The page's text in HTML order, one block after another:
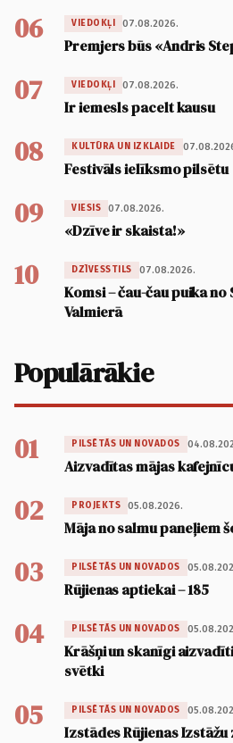
06 VIEDOKĻI 07.08.2026.
Premjers būs «Andris
07 VIEDOKĻI 07.08.2026.
Ir iemesls pacelt kausu
08 KULTŪRA UN IZKLAIDE
Festivāls ielīksmo pilsētu
09 VIESIS 07.08.2026.
«Dzīve ir skaista!»
10 DZĪVESSTILS 07.08.2026.
Komsi – čau-čau puika
Valmierā
Populārākie
01 PILSĒTĀS UN NOVADOS
Aizvadītas mājas
02 PROJEKTS 05.08.2026.
Māja no salmu paneļiem
03 PILSĒTĀS UN NOVADOS
Rūjienas aptiekai – 185
04 PILSĒTĀS UN NOVADOS
Krāšņi un skanīgi
svētki
05 PILSĒTĀS UN NOVADOS
Izstādes Rūjienas Izstāžu